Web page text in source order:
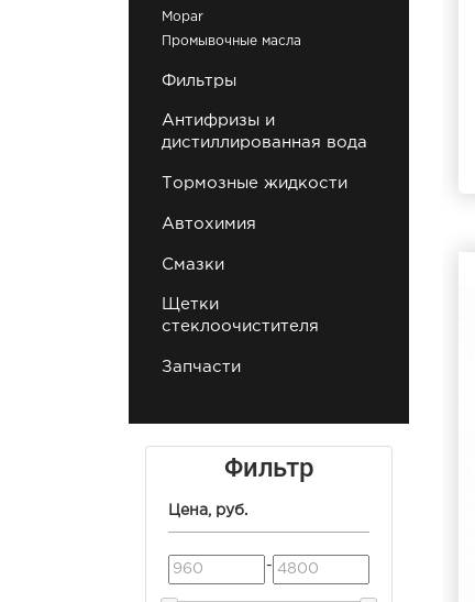
Mopar
Промывочные масла
Фильтры
Антифризы и
дистиллированная вода
Тормозные жидкости
Автохимия
Смазки
Щетки
стеклоочистителя
Запчасти
Фильтр
Цена, руб.
-